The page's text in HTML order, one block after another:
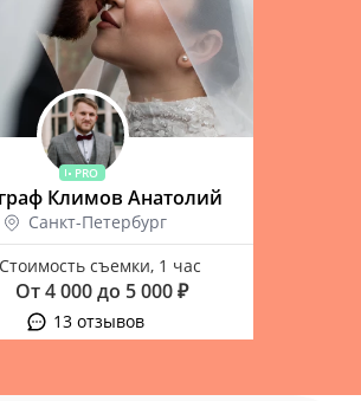
PRO
Климов Анатолий
Санкт-Петербург
Стоимость съемки, 1 час
От 4 000 до 5 000 ₽
13 отзывов